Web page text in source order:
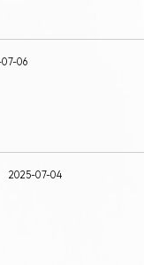
06
2025-07-04